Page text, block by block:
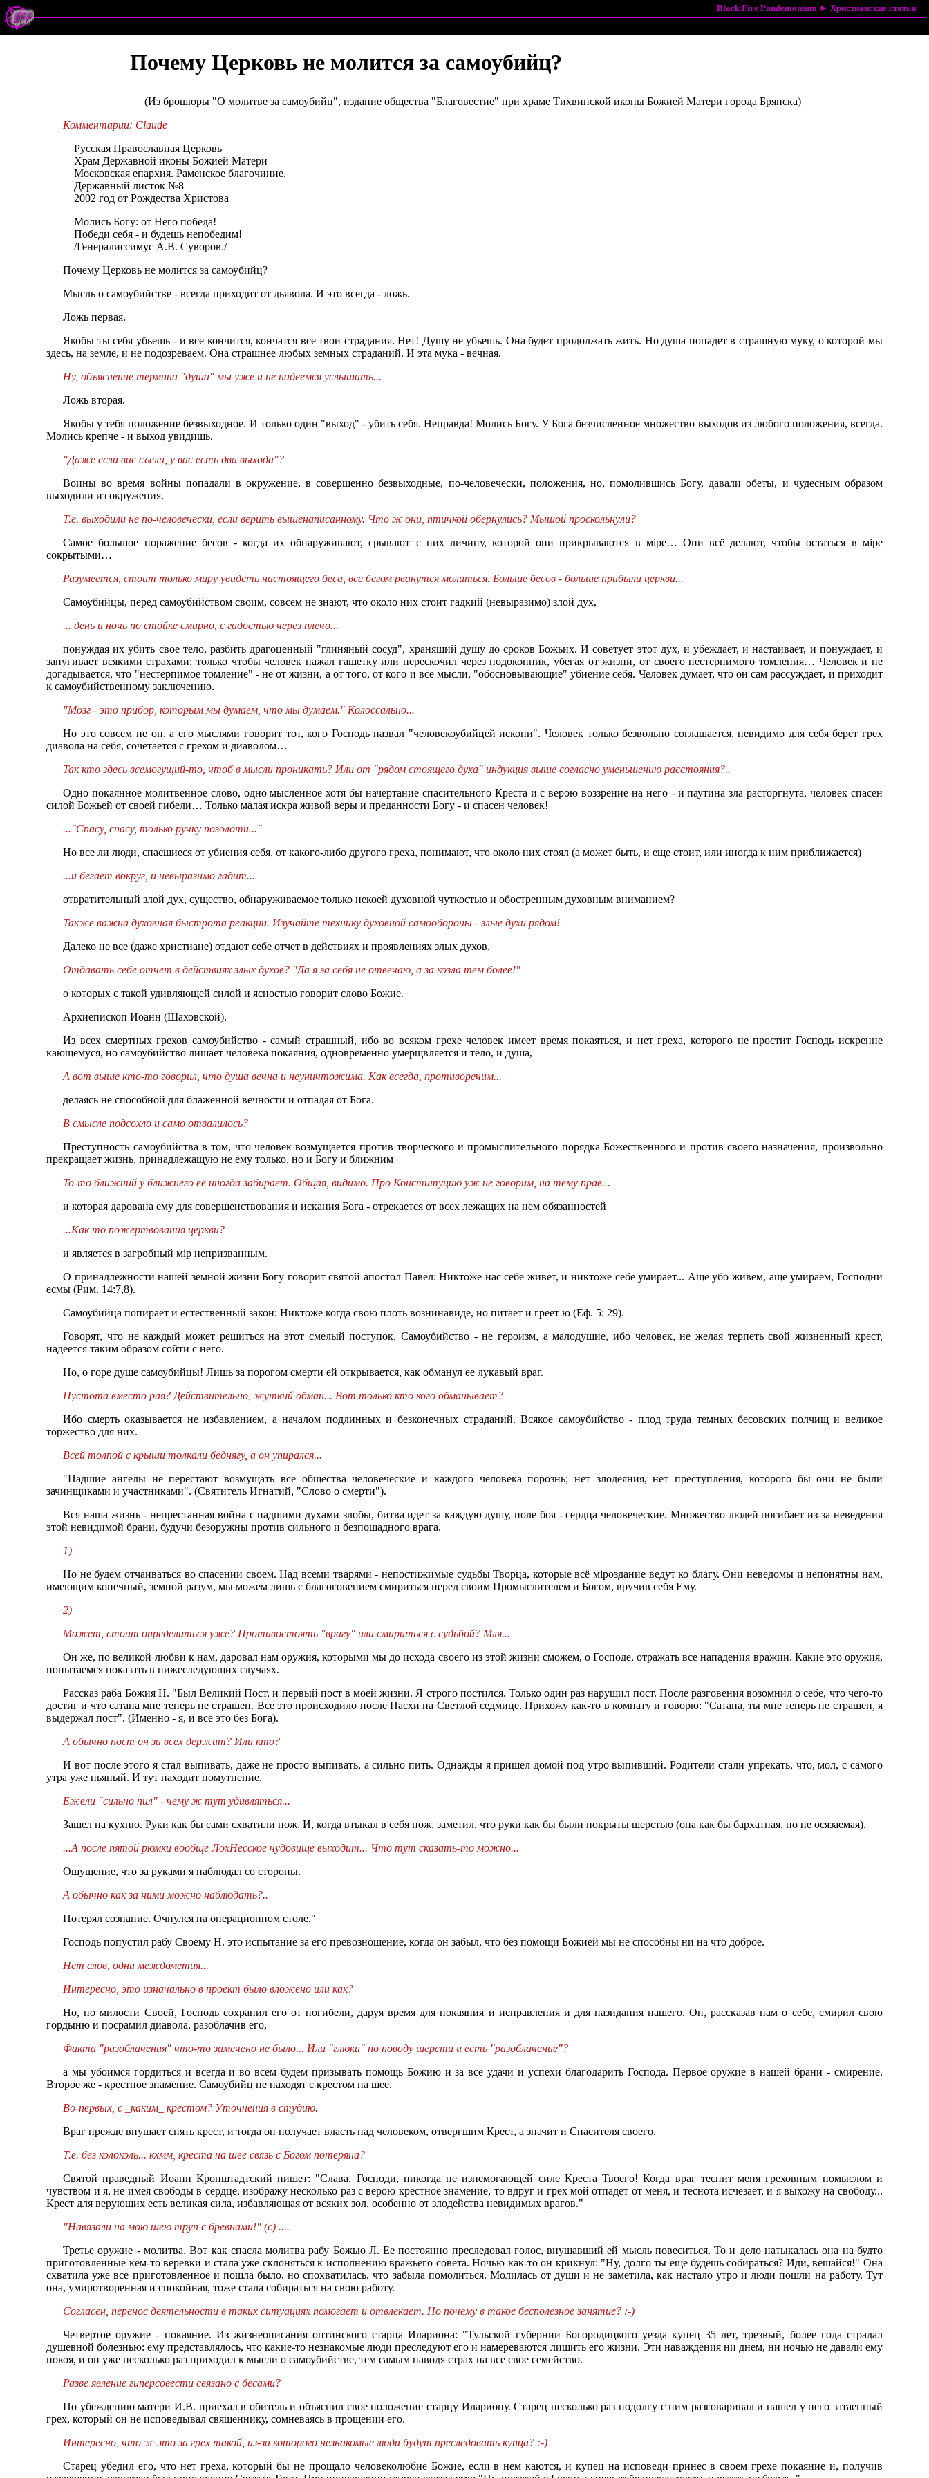
Black Fire Pandemonium ►Христианские статьи
Почему Церковь не молится за самоубийц?
(Из брошюры "О молитве за самоубийц", издание общества "Благовестие" при храме Тихвинской иконы Божией Матери города Брянска)
Комментарии: Claude
Русская Православная Церковь
Храм Державной иконы Божией Матери
Московская епархия. Раменское благочиние.
Державный листок №8
2002 год от Рождества Христова
Молись Богу: от Него победа!
Победи себя - и будешь непобедим!
/Генералиссимус А.В. Суворов./
Почему Церковь не молится за самоубийц?
Мысль о самоубийстве - всегда приходит от дьявола. И это всегда - ложь.
Ложь первая.
Якобы ты себя убьешь - и все кончится, кончатся все твои страдания. Нет! Душу не убьешь. Она будет продолжать жить. Но душа попадет в страшную муку, о которой мы
здесь, на земле, и не подозреваем. Она страшнее любых земных страданий. И эта мука - вечная.
Ну, объяснение термина "душа" мы уже и не надеемся услышать...
Ложь вторая.
Якобы у тебя положение безвыходное. И только один "выход" - убить себя. Неправда! Молись Богу. У Бога безчисленное множество выходов из любого положения, всегда.
Молись крепче - и выход увидишь.
"Даже если вас съели, у вас есть два выхода"?
Воины во время войны попадали в окружение, в совершенно безвыходные, по-человечески, положения, но, помолившись Богу, давали обеты, и чудесным образом
выходили из окружения.
Т.е. выходили не по-человечески, если верить вышенаписанному. Что ж они, птичкой обернулись? Мышой проскольнули?
Самое большое поражение бесов - когда их обнаруживают, срывают с них личину, которой они прикрываются в мiре… Они всё делают, чтобы остаться в мiре
сокрытыми…
Разумеется, стоит только миру увидеть настоящего беса, все бегом рванутся молиться. Больше бесов - больше прибыли церкви...
Самоубийцы, перед самоубийством своим, совсем не знают, что около них стоит гадкий (невыразимо) злой дух,
... день и ночь по стойке смирно, с гадостью через плечо...
понуждая их убить свое тело, разбить драгоценный "глиняный сосуд", хранящий душу до сроков Божьих. И советует этот дух, и убеждает, и настаивает, и понуждает, и
запугивает всякими страхами: только чтобы человек нажал гашетку или перескочил через подоконник, убегая от жизни, от своего нестерпимого томления… Человек и не
догадывается, что "нестерпимое томление" - не от жизни, а от того, от кого и все мысли, "обосновывающие" убиение себя. Человек думает, что он сам рассуждает, и приходит
к самоубийственному заключению.
"Мозг - это прибор, которым мы думаем, что мы думаем." Колоссально...
Но это совсем не он, а его мыслями говорит тот, кого Господь назвал "человекоубийцей искони". Человек только безвольно соглашается, невидимо для себя берет грех
диавола на себя, сочетается с грехом и диаволом…
Так кто здесь всемогущий-то, чтоб в мысли проникать? Или от "рядом стоящего духа" индукция выше согласно уменьшению расстояния?..
Одно покаянное молитвенное слово, одно мысленное хотя бы начертание спасительного Креста и с верою воззрение на него - и паутина зла расторгнута, человек спасен
силой Божьей от своей гибели… Только малая искра живой веры и преданности Богу - и спасен человек!
..."Спасу, спасу, только ручку позолоти..."
Но все ли люди, спасшиеся от убиения себя, от какого-либо другого греха, понимают, что около них стоял (а может быть, и еще стоит, или иногда к ним приближается)
...и бегает вокруг, и невыразимо гадит...
отвратительный злой дух, существо, обнаруживаемое только некоей духовной чуткостью и обостренным духовным вниманием?
Также важна духовная быстрота реакции. Изучайте технику духовной самообороны - злые духи рядом!
Далеко не все (даже христиане) отдают себе отчет в действиях и проявлениях злых духов,
Отдавать себе отчет в действиях злых духов? "Да я за себя не отвечаю, а за козла тем более!"
о которых с такой удивляющей силой и ясностью говорит слово Божие.
Архиепископ Иоанн (Шаховской).
Из всех смертных грехов самоубийство - самый страшный, ибо во всяком грехе человек имеет время покаяться, и нет греха, которого не простит Господь искренне
кающемуся, но самоубийство лишает человека покаяния, одновременно умерщвляется и тело, и душа,
А вот выше кто-то говорил, что душа вечна и неуничтожима. Как всегда, противоречим...
делаясь не способной для блаженной вечности и отпадая от Бога.
В смысле подсохло и само отвалилось?
Преступность самоубийства в том, что человек возмущается против творческого и промыслительного порядка Божественного и против своего назначения, произвольно
прекращает жизнь, принадлежащую не ему только, но и Богу и ближним
То-то ближний у ближнего ее иногда забирает. Общая, видимо. Про Конституцию уж не говорим, на тему прав...
и которая дарована ему для совершенствования и искания Бога - отрекается от всех лежащих на нем обязанностей
...Как то пожертвования церкви?
и является в загробный мiр непризванным.
О принадлежности нашей земной жизни Богу говорит святой апостол Павел: Никтоже нас себе живет, и никтоже себе умирает... Аще убо живем, аще умираем, Господни
есмы (Рим. 14:7,8).
Самоубийца попирает и естественный закон: Никтоже когда свою плоть вознинавиде, но питает и греет ю (Еф. 5: 29).
Говорят, что не каждый может решиться на этот смелый поступок. Самоубийство - не героизм, а малодушие, ибо человек, не желая терпеть свой жизненный крест,
надеется таким образом сойти с него.
Но, о горе душе самоубийцы! Лишь за порогом смерти ей открывается, как обманул ее лукавый враг.
Пустота вместо рая? Действительно, жуткий обман... Вот только кто кого обманывает?
Ибо смерть оказывается не избавлением, а началом подлинных и безконечных страданий. Всякое самоубийство - плод труда темных бесовских полчищ и великое
торжество для них.
Всей толпой с крыши толкали беднягу, а он упирался...
"Падшие ангелы не перестают возмущать все общества человеческие и каждого человека порознь; нет злодеяния, нет преступления, которого бы они не были
зачинщиками и участниками". (Святитель Игнатий, "Слово о смерти").
Вся наша жизнь - непрестанная война с падшими духами злобы, битва идет за каждую душу, поле боя - сердца человеческие. Множество людей погибает из-за неведения
этой невидимой брани, будучи безоружны против сильного и безпощадного врага.
1)
Но не будем отчаиваться во спасении своем. Над всеми тварями - непостижимые судьбы Творца, которые всё мiроздание ведут ко благу. Они неведомы и непонятны нам,
имеющим конечный, земной разум, мы можем лишь с благоговением смириться перед своим Промыслителем и Богом, вручив себя Ему.
2)
Может, стоит определиться уже? Противостоять "врагу" или смириться с судьбой? Мля...
Он же, по великой любви к нам, даровал нам оружия, которыми мы до исхода своего из этой жизни сможем, о Господе, отражать все нападения вражии. Какие это оружия,
попытаемся показать в нижеследующих случаях.
Рассказ раба Божия Н. "Был Великий Пост, и первый пост в моей жизни. Я строго постился. Только один раз нарушил пост. После разговения возомнил о себе, что чего-то
достиг и что сатана мне теперь не страшен. Все это происходило после Пасхи на Светлой седмице. Прихожу как-то в комнату и говорю: "Сатана, ты мне теперь не страшен, я
выдержал пост". (Именно - я, и все это без Бога).
А обычно пост он за всех держит? Или кто?
И вот после этого я стал выпивать, даже не просто выпивать, а сильно пить. Однажды я пришел домой под утро выпивший. Родители стали упрекать, что, мол, с самого
утра уже пьяный. И тут находит помутнение.
Ежели "сильно пил" - чему ж тут удивляться...
Зашел на кухню. Руки как бы сами схватили нож. И, когда втыкал в себя нож, заметил, что руки как бы были покрыты шерстью (она как бы бархатная, но не осязаемая).
...А после пятой рюмки вообще ЛохНесское чудовище выходит... Что тут сказать-то можно...
Ощущение, что за руками я наблюдал со стороны.
А обычно как за ними можно наблюдать?..
Потерял сознание. Очнулся на операционном столе."
Господь попустил рабу Своему Н. это испытание за его превозношение, когда он забыл, что без помощи Божией мы не способны ни на что доброе.
Нет слов, одни междометия...
Интересно, это изначально в проект было вложено или как?
Но, по милости Своей, Господь сохранил его от погибели, даруя время для покаяния и исправления и для назидания нашего. Он, рассказав нам о себе, смирил свою
гордыню и посрамил диавола, разоблачив его,
Факта "разоблачения" что-то замечено не было... Или "глюки" по поводу шерсти и есть "разоблачение"?
а мы убоимся гордиться и всегда и во всем будем призывать помощь Божию и за все удачи и успехи благодарить Господа. Первое оружие в нашей брани - смирение.
Второе же - крестное знамение. Самоубийц не находят с крестом на шее.
Во-первых, с _каким_ крестом? Уточнения в студию.
Враг прежде внушает снять крест, и тогда он получает власть над человеком, отвергшим Крест, а значит и Спасителя своего.
Т.е. без колоколь... кхмм, креста на шее связь с Богом потеряна?
Святой праведный Иоанн Кронштадтский пишет: "Слава, Господи, никогда не изнемогающей силе Креста Твоего! Когда враг теснит меня греховным помыслом и
чувством и я, не имея свободы в сердце, изображу несколько раз с верою крестное знамение, то вдруг и грех мой отпадет от меня, и теснота исчезает, и я выхожу на свободу...
Крест для верующих есть великая сила, избавляющая от всяких зол, особенно от злодейства невидимых врагов."
"Навязали на мою шею труп с бревнами!" (с) ....
Третье оружие - молитва. Вот как спасла молитва рабу Божью Л. Ее постоянно преследовал голос, внушавший ей мысль повеситься. То и дело натыкалась она на будто
приготовленные кем-то веревки и стала уже склоняться к исполнению вражьего совета. Ночью как-то он крикнул: "Ну, долго ты еще будешь собираться? Иди, вешайся!" Она
схватила уже все приготовленное и пошла было, но спохватилась, что забыла помолиться. Молилась от души и не заметила, как настало утро и люди пошли на работу. Тут
она, умиротворенная и спокойная, тоже стала собираться на свою работу.
Согласен, перенос деятельности в таких ситуациях помогает и отвлекает. Но почему в такое бесполезное занятие? :-)
Четвертое оружие - покаяние. Из жизнеописания оптинского старца Илариона: "Тульской губернии Богородицкого уезда купец 35 лет, трезвый, более года страдал
душевной болезнью: ему представлялось, что какие-то незнакомые люди преследуют его и намереваются лишить его жизни. Эти наваждения ни днем, ни ночью не давали ему
покоя, и он уже несколько раз приходил к мысли о самоубийстве, тем самым наводя страх на все свое семейство.
Разве явление гиперсовести связано с бесами?
По убеждению матери И.В. приехал в обитель и объяснил свое положение старцу Илариону. Старец несколько раз подолгу с ним разговаривал и нашел у него затаенный
грех, который он не исповедывал священнику, сомневаясь в прощении его.
Интересно, что ж это за грех такой, из-за которого незнакомые люди будут преследовать купца? :-)
Старец убедил его, что нет греха, который бы не прощало человеколюбие Божие, если в нем каются, и купец на исповеди принес в своем грехе покаяние и, получив